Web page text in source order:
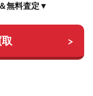
無料査定▼